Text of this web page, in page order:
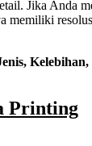
Jika Anda
memiliki
Printing